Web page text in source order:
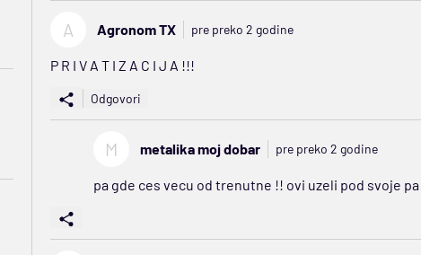
A Agronom TX pre preko 2 godine
P R I V A T I Z A C I J A !!!
Odgovori
M metalika moj dobar pre preko 2 godine
pa gde ces vecu od trenutne !! ovi uzeli pod svoje